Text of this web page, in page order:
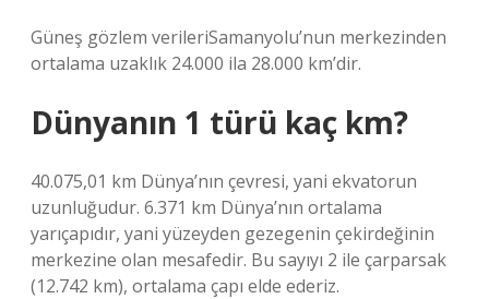
Güneş gözlem verileriSamanyolu’nun merkezinden
ortalama uzaklık 24.000 ila 28.000 km’dir.
Dünyanın 1 türü kaç km?
40.075,01 km Dünya’nın çevresi, yani ekvatorun
uzunluğudur. 6.371 km Dünya’nın ortalama
yarıçapıdır, yani yüzeyden gezegenin çekirdeğinin
merkezine olan mesafedir. Bu sayıyı 2 ile çarparsak
(12.742 km), ortalama çapı elde ederiz.